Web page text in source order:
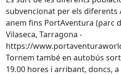
subvencionat per els
anem fins PortAventura (parc
Vilaseca, Tarragona -
https://
Tornem també en autobús
19.00 hores i arribant, doncs,